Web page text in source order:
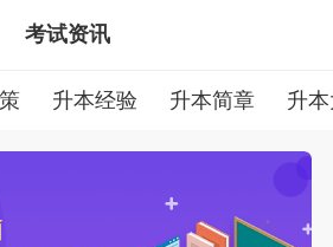
考试资讯
升本经验 升本简章 升